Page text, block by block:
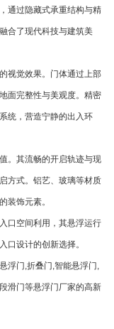
通过隐藏式承重结构与精
合了现代科技与建筑美
视觉效果。门体通过上部
面完整性与美观度。精密
统，营造宁静的出入环
。其流畅的开启轨迹与现
方式。铝艺、玻璃等材质
装饰元素。
口空间利用，其悬浮运行
口设计的创新选择。
浮门,折叠门,智能悬浮门,
滑门等悬浮门厂家的高新